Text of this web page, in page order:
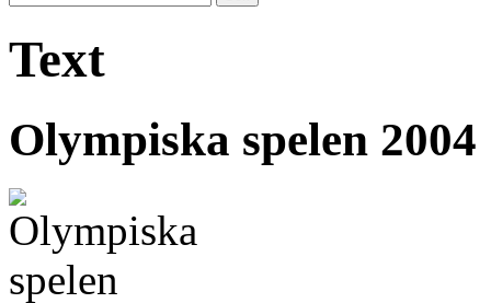
Text
Olympiska spelen 2004